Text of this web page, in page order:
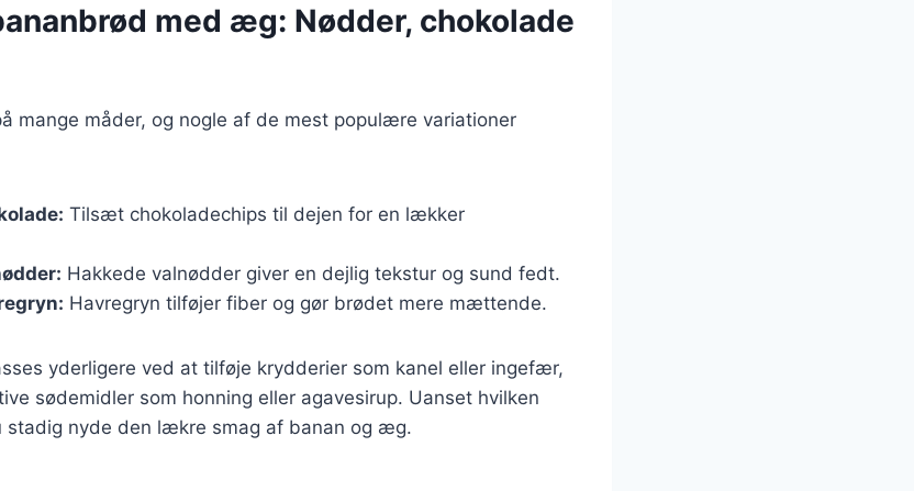
med æg: Nødder, chokolade
mange måder, og nogle af de mest populære variationer
Tilsæt chokoladechips til dejen for en lækker
Hakkede valnødder giver en dejlig tekstur og sund fedt.
Havregryn tilføjer fiber og gør brødet mere mættende.
yderligere ved at tilføje krydderier som kanel eller ingefær,
sødemidler som honning eller agavesirup. Uanset hvilken
nyde den lækre smag af banan og æg.